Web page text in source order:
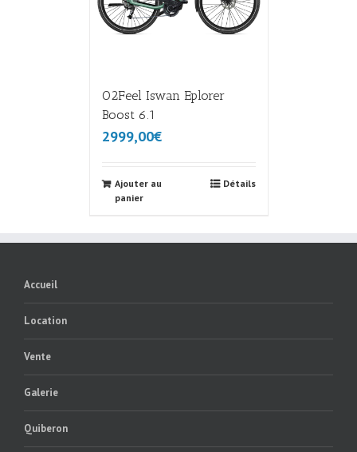
O2Feel Iswan Eplorer
Boost 6.1
2999,00€
Ajouter au
panier
Détails
Accueil
Location
Vente
Galerie
Quiberon